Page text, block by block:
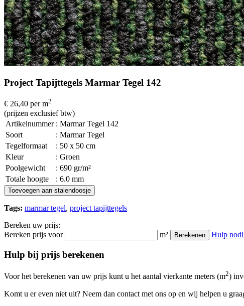
Project Tapijttegels Marmar Tegel 142
€ 26,40 per m2
(prijzen exclusief btw)
Artikelnummer : Marmar Tegel 142
Soort
: Marmar Tegel
Tegelformaat
: 50 x 50 cm
Kleur
: Groen
Poolgewicht
: 690 gr/m²
Totale hoogte
: 6.0 mm
Toevoegen aan stalendoosje
Tags: marmar tegel, project tapijttegels
Bereken uw prijs:
Bereken prijs voor
m² Berekenen Hulp
Hulp bij prijs berekenen
Voor het berekenen van uw prijs kunt u het aantal vierkante meters (m2)
Komt u er even niet uit? Neem dan contact met ons op en wij helpen u